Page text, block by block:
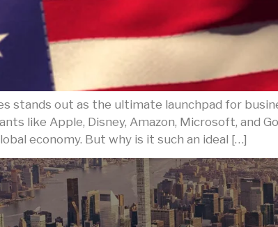
stands out as the ultimate launchpad for
like Apple, Disney, Amazon, Microsoft, and
economy. But why is it such an ideal […]